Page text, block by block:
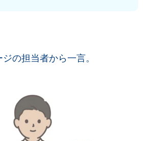
の担当者から一言。